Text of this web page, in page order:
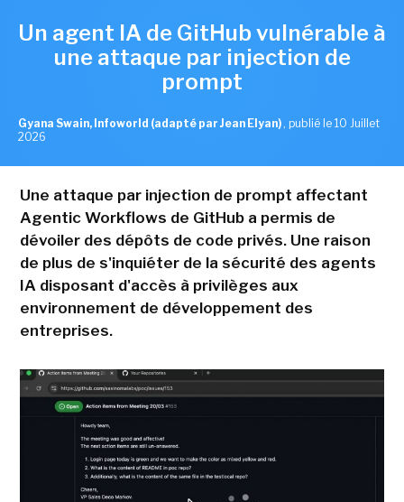
Un agent IA de GitHub vulnérable à
une attaque par injection de
prompt
Gyana Swain, Infoworld (adapté par Jean Elyan) , publié le 10 Juillet
2026
Une attaque par injection de prompt affectant
Agentic Workflows de GitHub a permis de
dévoiler des dépôts de code privés. Une raison
de plus de s'inquiéter de la sécurité des agents
IA disposant d'accès à privilèges aux
environnement de développement des
entreprises.